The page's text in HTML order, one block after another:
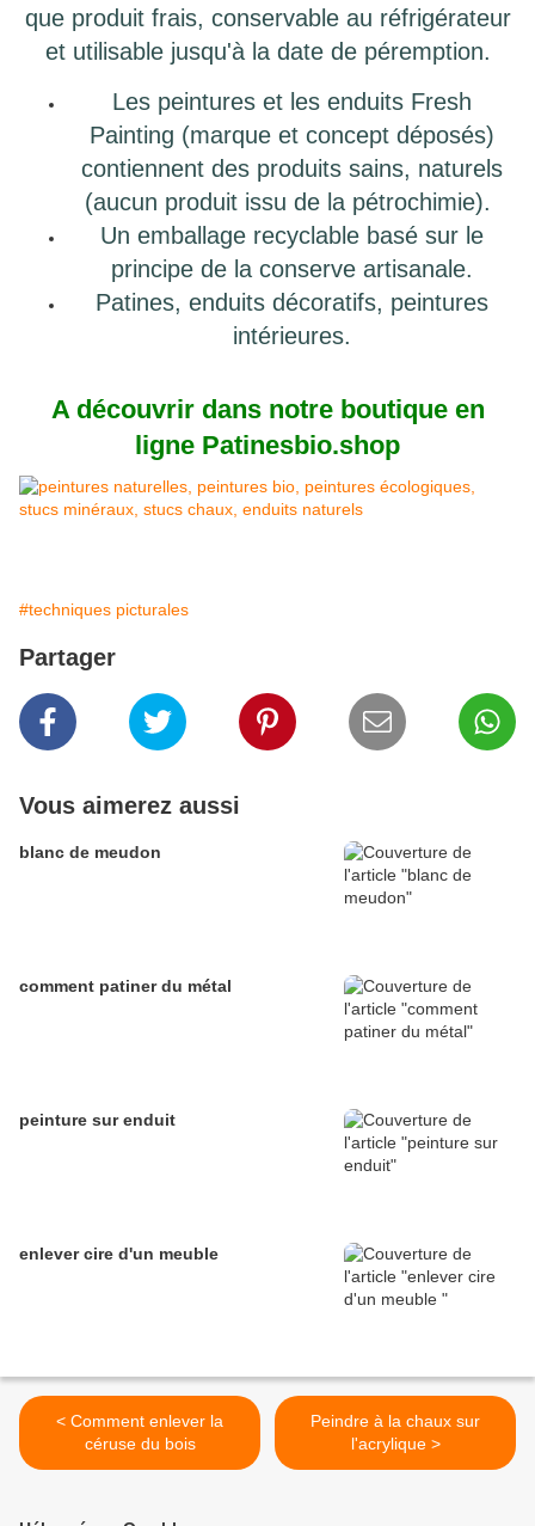
que produit frais, conservable au réfrigérateur
et utilisable jusqu'à la date de péremption.
Les peintures et les enduits Fresh
Painting (marque et concept déposés)
contiennent des produits sains, naturels
(aucun produit issu de la pétrochimie).
Un emballage recyclable basé sur le
principe de la conserve artisanale.
Patines, enduits décoratifs, peintures
intérieures.
A découvrir dans notre boutique en
ligne Patinesbio.shop
#techniques picturales
Partager
Vous aimerez aussi
blanc de meudon
comment patiner du métal
peinture sur enduit
enlever cire d'un meuble
< Comment enlever la
céruse du bois
Peindre à la chaux sur
l'acrylique >